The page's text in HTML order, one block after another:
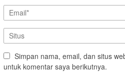
Simpan nama, email, dan situs
untuk komentar saya berikutnya.